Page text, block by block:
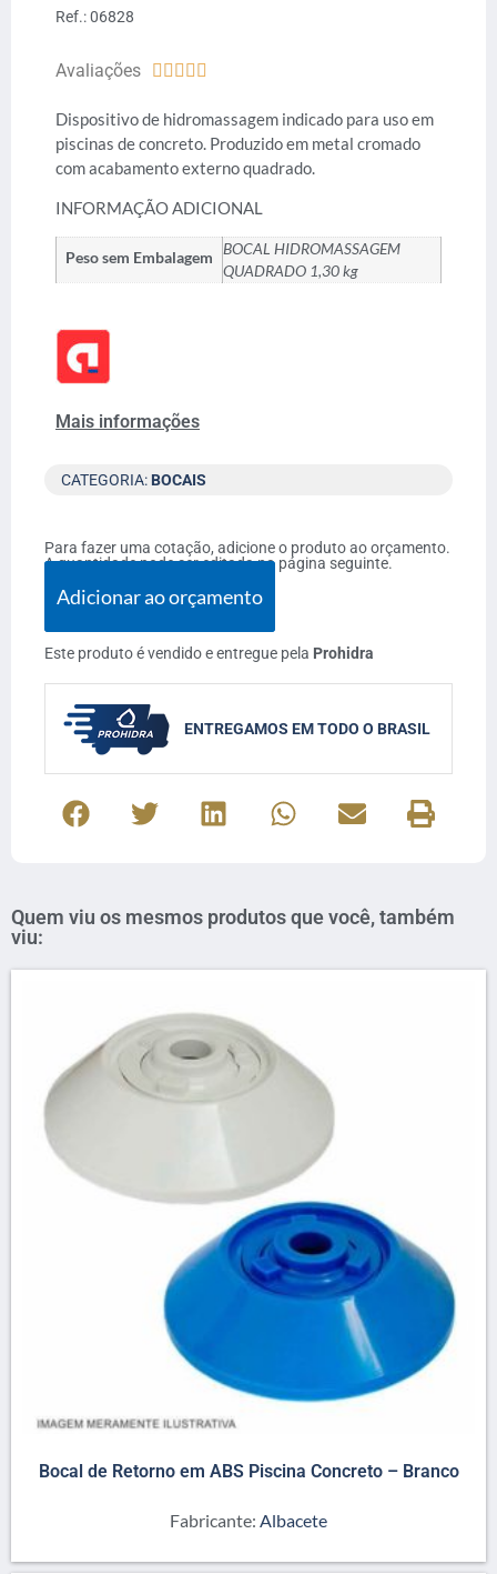
Ref.: 06828
Avaliações     
Dispositivo de hidromassagem indicado para uso em
piscinas de concreto. Produzido em metal cromado
com acabamento externo quadrado.
INFORMAÇÃO ADICIONAL
Peso sem Embalagem
BOCAL HIDROMASSAGEM
QUADRADO 1,30 kg
Mais informações
CATEGORIA: BOCAIS
Para fazer uma cotação, adicione o produto ao orçamento.
A quantidade pode ser editada na página seguinte.
Adicionar ao orçamento
Este produto é vendido e entregue pela Prohidra
ENTREGAMOS EM TODO O BRASIL
Quem viu os mesmos produtos que você, também
viu:
Bocal de Retorno em ABS Piscina Concreto – Branco
Fabricante: Albacete